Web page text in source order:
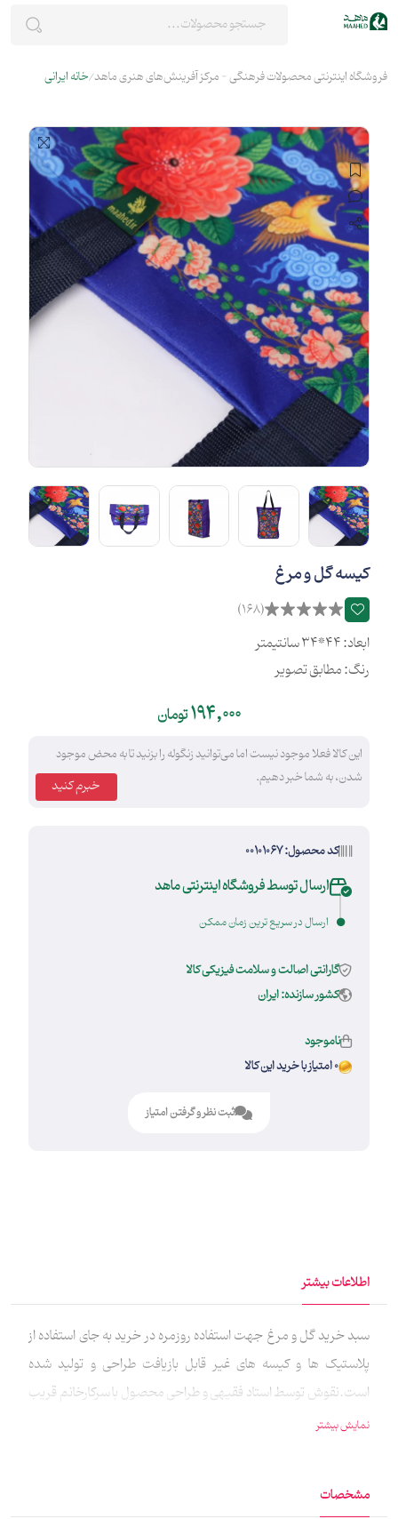
فروشگاه اینترنتی محصولات فرهنگی - مرکز آفرینش‌های هنری ماهد خانه ایرانی
کیسه گل و مرغ
(168)
ابعاد: 44*34 سانتیمتر
رنگ: مطابق تصویر
194,000تومان
این کالا فعلا موجود نیست اما می‌توانید زنگوله را بزنید تا به محض موجود
شدن، به شما خبر دهیم.
کد محصول: 00101067
ارسال توسط فروشگاه اینترنتی ماهد
ارسال در سریع ترین زمان ممکن
گارانتی اصالت و سلامت فیزیکی کالا
کشور سازنده: ایران
ناموجود
0 امتیاز با خرید این کالا
ثبت نظر و گرفتن امتیاز
اطلاعات بیشتر
سبد خرید گل و مرغ جهت استفاده روزمره در خرید به جای استفاده از
پلاستیک ها و کیسه های غیر قابل بازیافت طراحی و تولید شده
است.نقوش توسط استاد فقیهی و طراحی محصول با سرکارخانم قریب
بوده وجنس محصول مخمل و چاپ طرح به روش سابلیمیشن
کرد.این محصول به دلیل استفاده نکردن از مواد پلاستیکی، دوست‌دار
نمایش بیشتر
مشخصات